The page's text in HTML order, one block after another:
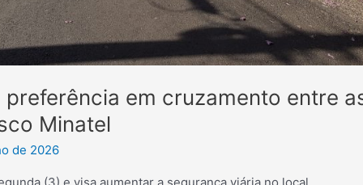
em cruzamento entre
Minatel
de 2026
(3) e visa aumentar a segurança viária no local